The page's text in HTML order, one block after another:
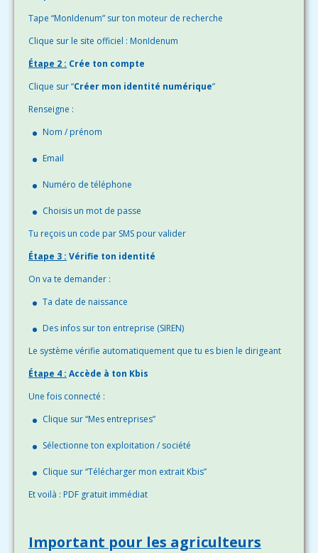
Tape “MonIdenum” sur ton moteur de recherche
Clique sur le site officiel : MonIdenum
Étape 2 : Crée ton compte
Clique sur “Créer mon identité numérique”
Renseigne :
Nom / prénom
Email
Numéro de téléphone
Choisis un mot de passe
Tu reçois un code par SMS pour valider
Étape 3 : Vérifie ton identité
On va te demander :
Ta date de naissance
Des infos sur ton entreprise (SIREN)
Le système vérifie automatiquement que tu es bien le dirigeant
Étape 4 : Accède à ton Kbis
Une fois connecté :
Clique sur “Mes entreprises”
Sélectionne ton exploitation / société
Clique sur “Télécharger mon extrait Kbis”
Et voilà : PDF gratuit immédiat
Important pour les agriculteurs